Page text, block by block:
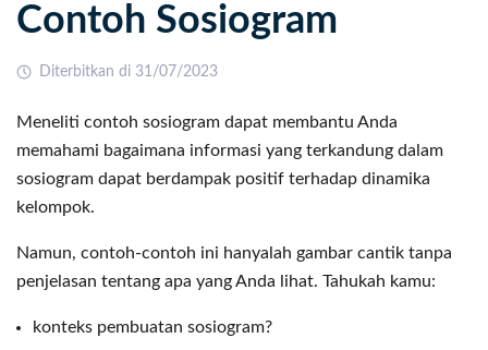
Contoh Sosiogram
Diterbitkan di 31/07/2023
Meneliti contoh sosiogram dapat membantu Anda
memahami bagaimana informasi yang terkandung dalam
sosiogram dapat berdampak positif terhadap dinamika
kelompok.
Namun, contoh-contoh ini hanyalah gambar cantik tanpa
penjelasan tentang apa yang Anda lihat. Tahukah kamu:
konteks pembuatan sosiogram?